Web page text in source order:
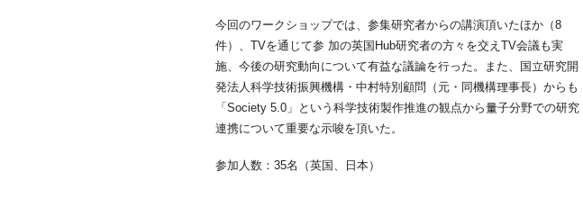
今回のワークショップでは、参集研究者からの講演頂いたほか（8
件）、TVを通じて参 加の英国Hub研究者の方々を交えTV会議も実
施、今後の研究動向について有益な議論を行った。また、国立研究開
発法人科学技術振興機構・中村特別顧問（元・同機構理事長）からも
「Society 5.0」という科学技術製作推進の観点から量子分野での研究
連携について重要な示唆を頂いた。
参加人数：35名（英国、日本）